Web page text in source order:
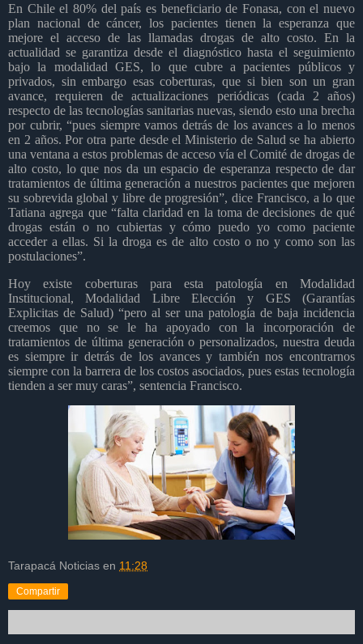
En Chile el 80% del país es beneficiario de Fonasa, con el nuevo
plan nacional de cáncer, los pacientes tienen la esperanza que
mejore el acceso de las llamadas drogas de alto costo. En la
actualidad se garantiza desde el diagnóstico hasta el seguimiento
bajo la modalidad GES, lo que cubre a pacientes públicos y
privados, sin embargo esas coberturas, que si bien son un gran
avance, requieren de actualizaciones periódicas (cada 2 años)
respecto de las tecnologías sanitarias nuevas, siendo esto una brecha
por cubrir, “pues siempre vamos detrás de los avances a lo menos
en 2 años. Por otra parte desde el Ministerio de Salud se ha abierto
una ventana a estos problemas de acceso vía el Comité de drogas de
alto costo, lo que nos da un espacio de esperanza respecto de dar
tratamientos de última generación a nuestros pacientes que mejoren
su sobrevida global y libre de progresión”, dice Francisco, a lo que
Tatiana agrega que “falta claridad en la toma de decisiones de qué
drogas están o no cubiertas y cómo puedo yo como paciente
acceder a ellas. Si la droga es de alto costo o no y como son las
postulaciones”.
Hoy existe coberturas para esta patología en Modalidad
Institucional, Modalidad Libre Elección y GES (Garantías
Explicitas de Salud) “pero al ser una patología de baja incidencia
creemos que no se le ha apoyado con la incorporación de
tratamientos de última generación o personalizados, nuestra deuda
es siempre ir detrás de los avances y también nos encontrarnos
siempre con la barrera de los costos asociados, pues estas tecnología
tienden a ser muy caras”, sentencia Francisco.
Tarapacá Noticias en 11:28
Compartir